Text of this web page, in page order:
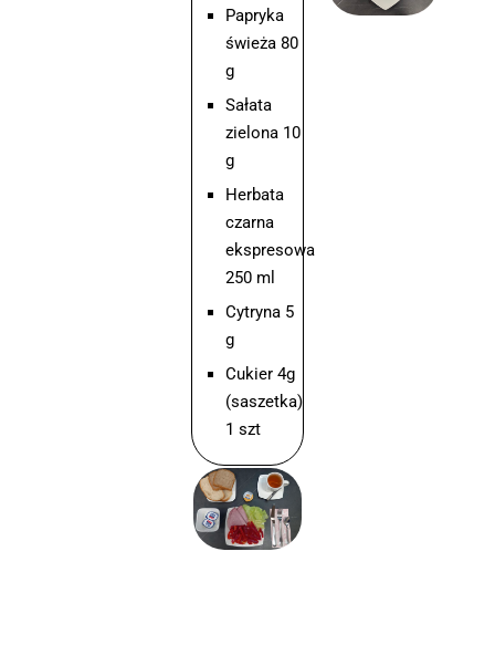
Papryka
świeża 80
g
Sałata
zielona 10
g
Herbata
czarna
ekspresowa
250 ml
Cytryna 5
g
Cukier 4g
(saszetka)
1 szt